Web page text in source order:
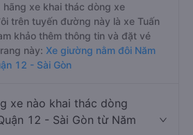
hãng xe khai thác dòng xe
trên tuyến đường này là xe Tuấn
khảo thêm thông tin và đặt vé
này: Xe giường nằm đôi Năm
12 - Sài Gòn
xe nào khai thác dòng
12 - Sài Gòn từ Năm